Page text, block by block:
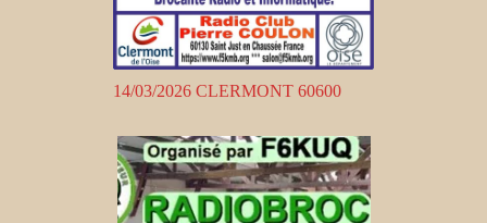
14/03/2026 CLERMONT 60600